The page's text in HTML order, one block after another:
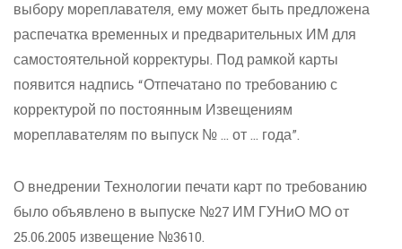
выбору мореплавателя, ему может быть предложена
распечатка временных и предварительных ИМ для
самостоятельной корректуры. Под рамкой карты
появится надпись “Отпечатано по требованию с
корректурой по постоянным Извещениям
мореплавателям по выпуск № ... от ... года”.
О внедрении Технологии печати карт по требованию
было объявлено в выпуске №27 ИМ ГУНиО МО от
25.06.2005 извещение №3610.